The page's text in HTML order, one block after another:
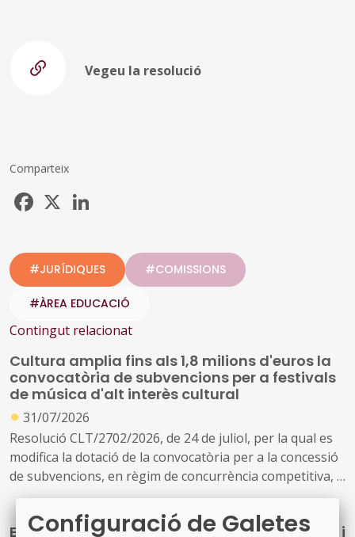
Vegeu la resolució
Comparteix
Facebook
#JURÍDIQUES #COMISSIONS
#ÀREA EDUCACIÓ
Contingut relacionat
Cultura amplia fins als 1,8 milions d'euros la
convocatòria de subvencions per a festivals
de música d'alt interès cultural
● 31/07/2026
Resolució CLT/2702/2026, de 24 de juliol, per la qual es
modifica la dotació de la convocatòria per a la concessió
de subvencions, en règim de concurrència competitiva, a
festivals de música d'alt interès cultural (ref. BDNS
914637)
El Govern de l’Estat aprova mesures laborals i
Configuració de Galetes